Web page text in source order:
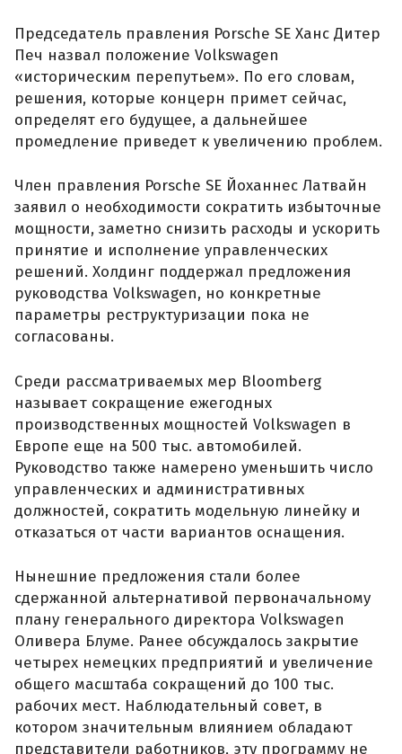
Председатель правления Porsche SE Ханс Дитер
Печ назвал положение Volkswagen
«историческим перепутьем». По его словам,
решения, которые концерн примет сейчас,
определят его будущее, а дальнейшее
промедление приведет к увеличению проблем.
Член правления Porsche SE Йоханнес Латвайн
заявил о необходимости сократить избыточные
мощности, заметно снизить расходы и ускорить
принятие и исполнение управленческих
решений. Холдинг поддержал предложения
руководства Volkswagen, но конкретные
параметры реструктуризации пока не
согласованы.
Среди рассматриваемых мер Bloomberg
называет сокращение ежегодных
производственных мощностей Volkswagen в
Европе еще на 500 тыс. автомобилей.
Руководство также намерено уменьшить число
управленческих и административных
должностей, сократить модельную линейку и
отказаться от части вариантов оснащения.
Нынешние предложения стали более
сдержанной альтернативой первоначальному
плану генерального директора Volkswagen
Оливера Блуме. Ранее обсуждалось закрытие
четырех немецких предприятий и увеличение
общего масштаба сокращений до 100 тыс.
рабочих мест. Наблюдательный совет, в
котором значительным влиянием обладают
представители работников, эту программу не